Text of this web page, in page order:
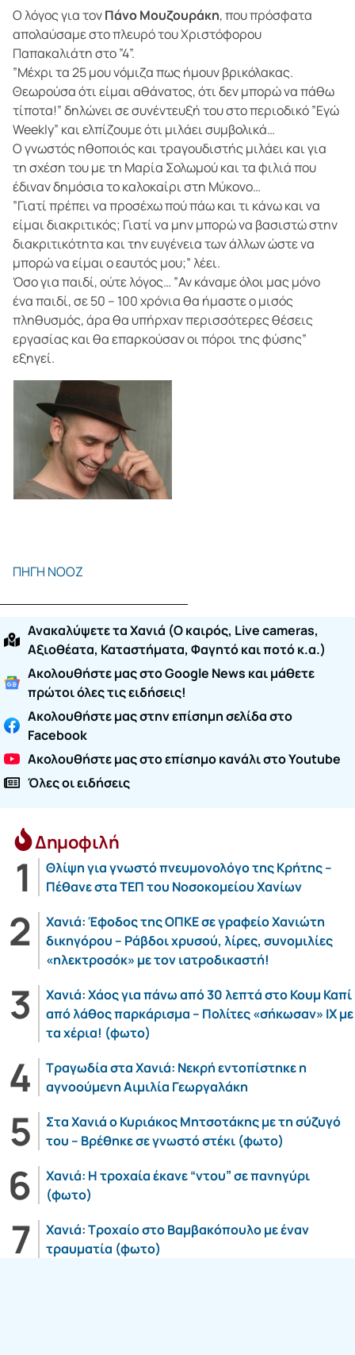
Ο λόγος για τονΠάνο Μουζουράκη, που πρόσφατα
απολαύσαμε στο πλευρό του Χριστόφορου
Παπακαλιάτη στο ”4”.
”Μέχρι τα 25 μου νόμιζα πως ήμουν βρικόλακας.
Θεωρούσα ότι είμαι αθάνατος, ότι δεν μπορώ να πάθω
τίποτα!” δηλώνει σε συνέντευξή του στο περιοδικό ”Εγώ
Weekly” και ελπίζουμε ότι μιλάει συμβολικά…
Ο γνωστός ηθοποιός και τραγουδιστής μιλάει και για
τη σχέση του με τη Μαρία Σολωμού και τα φιλιά που
έδιναν δημόσια το καλοκαίρι στη Μύκονο…
”Γιατί πρέπει να προσέχω πού πάω και τι κάνω και να
είμαι διακριτικός; Γιατί να μην μπορώ να βασιστώ στην
διακριτικότητα και την ευγένεια των άλλων ώστε να
μπορώ να είμαι ο εαυτός μου;” λέει.
Όσο για παιδί, ούτε λόγος… ”Αν κάναμε όλοι μας μόνο
ένα παιδί, σε 50 – 100 χρόνια θα ήμαστε ο μισός
πληθυσμός, άρα θα υπήρχαν περισσότερες θέσεις
εργασίας και θα επαρκούσαν οι πόροι της φύσης”
εξηγεί.
ΠΗΓΗ ΝΟΟΖ
Ανακαλύψετε τα Χανιά (O καιρός, Live cameras,
Αξιοθέατα, Καταστήματα, Φαγητό και ποτό κ.α.)
Ακολουθήστε μας στο Google News και μάθετε
πρώτοι όλες τις ειδήσεις!
Ακολουθήστε μας στην επίσημη σελίδα στο
Facebook
Ακολουθήστε μας στο επίσημο κανάλι στο Youtube
Όλες οι ειδήσεις
Δημοφιλή
Θλίψη για γνωστό πνευμονολόγο της Κρήτης –
Πέθανε στα ΤΕΠ του Νοσοκομείου Χανίων
Χανιά: Έφοδος της ΟΠΚΕ σε γραφείο Χανιώτη
δικηγόρου – Ράβδοι χρυσού, λίρες, συνομιλίες
«ηλεκτροσόκ» με τον ιατροδικαστή!
Χανιά: Χάος για πάνω από 30 λεπτά στο Κουμ Καπί
από λάθος παρκάρισμα – Πολίτες «σήκωσαν» ΙΧ με
τα χέρια! (φωτο)
Τραγωδία στα Χανιά: Νεκρή εντοπίστηκε η
αγνοούμενη Αιμιλία Γεωργαλάκη
Στα Χανιά ο Κυριάκος Μητσοτάκης με τη σύζυγό
του – Βρέθηκε σε γνωστό στέκι (φωτο)
Χανιά: Η τροχαία έκανε “ντου” σε πανηγύρι
(φωτο)
Χανιά: Τροχαίο στο Βαμβακόπουλο με έναν
τραυματία (φωτο)